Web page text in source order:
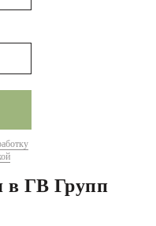
в ГВ Групп